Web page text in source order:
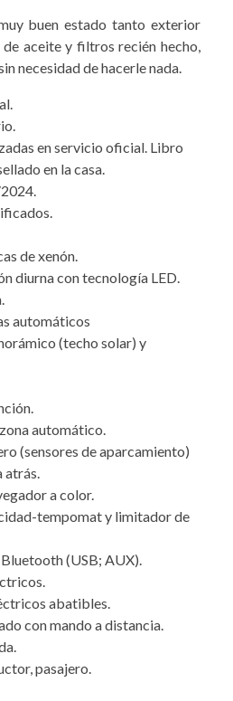
buen estado tanto exterior
aceite y filtros recién hecho,
necesidad de hacerle nada.
en servicio oficial. Libro
en la casa.
de xenón.
diurna con tecnología LED.
automáticos
(techo solar) y
automático.
(sensores de aparcamiento)
a color.
tempomat y limitador de
(USB; AUX).
abatibles.
con mando a distancia.
pasajero.